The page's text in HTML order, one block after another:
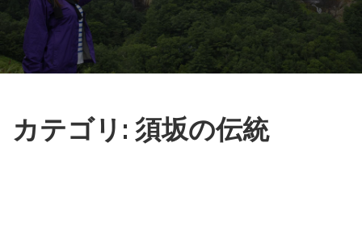
カテゴリ: 須坂の伝統